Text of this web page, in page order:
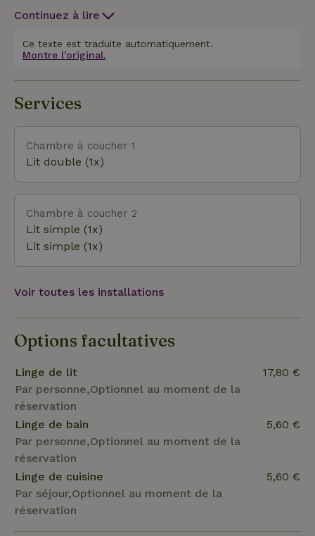
congélateur, lave-linge/sèche-linge -1500m2 de
forêt propre -Smart TV (y compris Netflix avec son
propre compte) -2 Places de parking -Chauffage par
cœur du centre d'Oosterhout à 8 minutes en
(sauna avec 4 000m2 de bien-être) à 10 minutes en
voiture -Piscine intérieure et extérieure De Warande
à 4 minutes en voiture -Parc d'attractions De
Efteling à 25 minutes en voiture.
Continuez à lire
Ce texte est traduite automatiquement.
Montre l'original.
Services
Chambre à coucher 1
Lit double (1x)
Chambre à coucher 2
Lit simple (1x)
Lit simple (1x)
Voir toutes les installations
Options facultatives
Linge de lit
Par personne,Optionnel au moment de la
réservation
17,80 €
Linge de bain
Par personne,Optionnel au moment de la
réservation
5,60 €
Linge de cuisine
Par séjour,Optionnel au moment de la
réservation
5,60 €